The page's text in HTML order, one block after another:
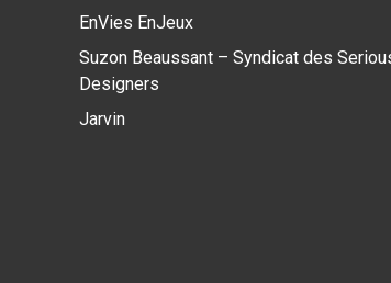
EnVies EnJeux
Suzon Beaussant – Syndicat des
Designers
Jarvin